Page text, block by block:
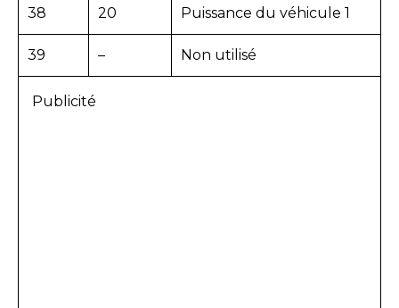
38 20 Puissance du véhicule 1
39 – Non utilisé
Publicité